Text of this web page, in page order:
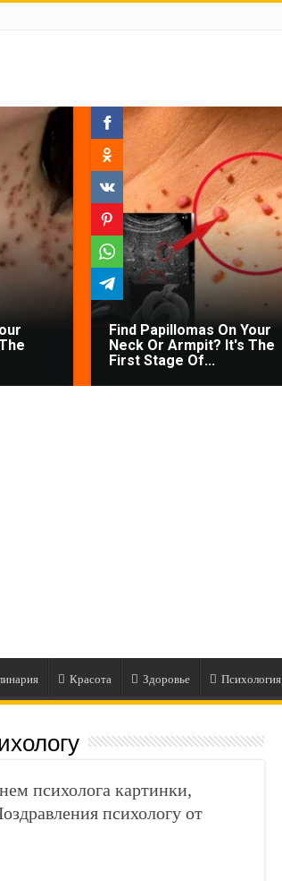
Find Papillomas On Your
Neck Or Armpit? It's The
First Stage Of...
Красота Здоровье Психология
психолога картинки,
психологу от